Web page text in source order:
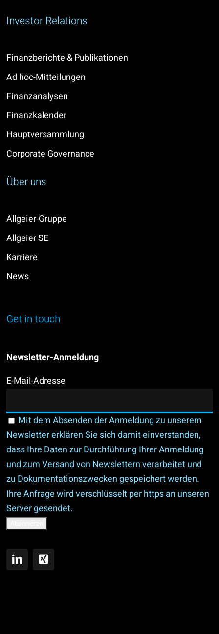
Investor Relations
Finanzberichte & Publikationen
Ad hoc-Mitteilungen
Finanzanalysen
Finanzkalender
Hauptversammlung
Corporate Governance
Über uns
Allgeier-Gruppe
Allgeier SE
Karriere
News
Get in touch
Newsletter-Anmeldung
E-Mail-Adresse
Mit dem Absenden der Anmeldung zu unserem
Newsletter erklären Sie sich damit einverstanden,
dass Ihre Daten zur Durchführung Ihrer Anmeldung
und zum Versand von Newslettern verarbeitet und
zu Dokumentationszwecken gespeichert werden.
Ihre Anfrage wird verschlüsselt per https an unseren
Server gesendet.